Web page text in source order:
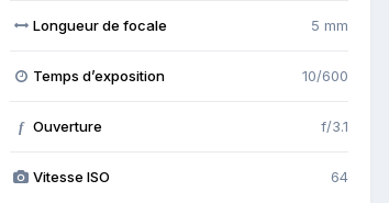
Longueur de focale 5 mm
Temps d’exposition 10/600
f Ouverture f/3.1
Vitesse ISO 64